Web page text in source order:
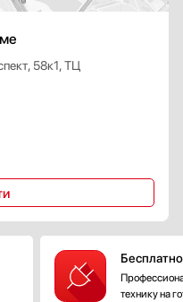
58к1, ТЦ
технику на